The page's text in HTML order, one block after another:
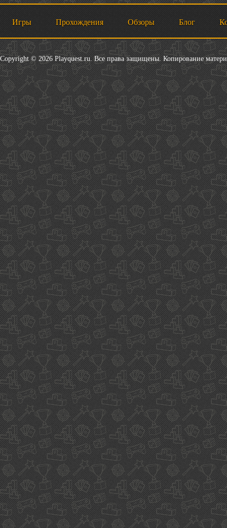
Игры Прохождения Обзоры Блог
Copyright © 2026 Playquest.ru. Все права защищены. Копирование